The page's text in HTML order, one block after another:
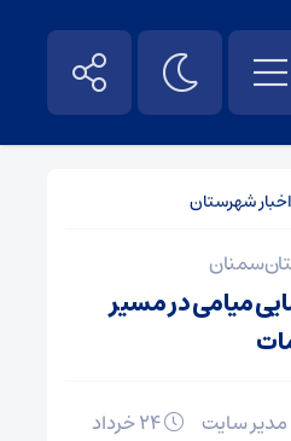
اخبار شهرستان
سمنان
میامی در مسیر
مدیر سایت